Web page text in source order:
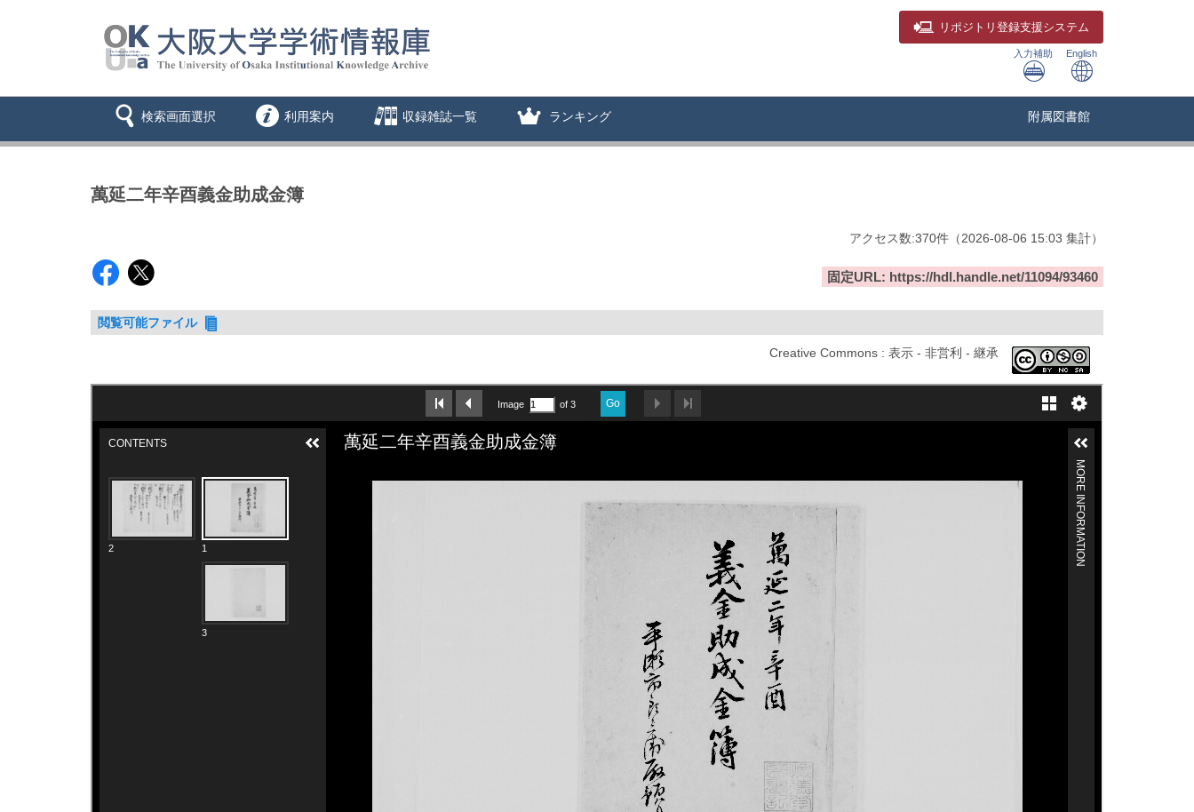
リポジトリ 登録支援システム
入力補助 English
検索画面選択 利用案内 収録雑誌一覧 ランキング 附属図書館
萬延二年辛酉義金助成金簿
アクセス数:370件 （2026-08-06 15:03 集計）
固定URL: https://hdl.handle.net/11094/93460
閲覧可能ファイル
Creative Commons : 表示 - 非営利 - 継承